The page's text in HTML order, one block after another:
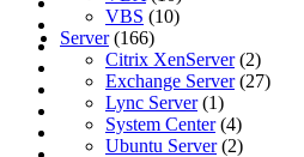
VBS (10)
Server(166)
Citrix XenServer(2)
Exchange Server(27)
Lync Server(1)
System Center(4)
Ubuntu Server(2)